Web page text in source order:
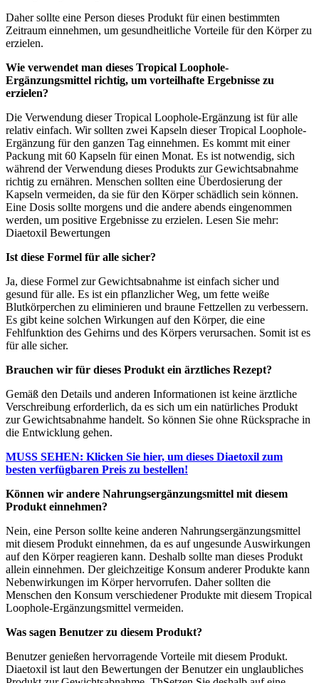
Daher sollte eine Person dieses Produkt für einen bestimmten
Zeitraum einnehmen, um gesundheitliche Vorteile für den Körper zu
erzielen.
Wie verwendet man dieses Tropical Loophole-
Ergänzungsmittel richtig, um vorteilhafte Ergebnisse zu
erzielen?
Die Verwendung dieser Tropical Loophole-Ergänzung ist für alle
relativ einfach. Wir sollten zwei Kapseln dieser Tropical Loophole-
Ergänzung für den ganzen Tag einnehmen. Es kommt mit einer
Packung mit 60 Kapseln für einen Monat. Es ist notwendig, sich
während der Verwendung dieses Produkts zur Gewichtsabnahme
richtig zu ernähren. Menschen sollten eine Überdosierung der
Kapseln vermeiden, da sie für den Körper schädlich sein können.
Eine Dosis sollte morgens und die andere abends eingenommen
werden, um positive Ergebnisse zu erzielen. Lesen Sie mehr:
Diaetoxil Bewertungen
Ist diese Formel für alle sicher?
Ja, diese Formel zur Gewichtsabnahme ist einfach sicher und
gesund für alle. Es ist ein pflanzlicher Weg, um fette weiße
Blutkörperchen zu eliminieren und braune Fettzellen zu verbessern.
Es gibt keine solchen Wirkungen auf den Körper, die eine
Fehlfunktion des Gehirns und des Körpers verursachen. Somit ist es
für alle sicher.
Brauchen wir für dieses Produkt ein ärztliches Rezept?
Gemäß den Details und anderen Informationen ist keine ärztliche
Verschreibung erforderlich, da es sich um ein natürliches Produkt
zur Gewichtsabnahme handelt. So können Sie ohne Rücksprache in
die Entwicklung gehen.
MUSS SEHEN: Klicken Sie hier, um dieses Diaetoxil zum
besten verfügbaren Preis zu bestellen!
Können wir andere Nahrungsergänzungsmittel mit diesem
Produkt einnehmen?
Nein, eine Person sollte keine anderen Nahrungsergänzungsmittel
mit diesem Produkt einnehmen, da es auf ungesunde Auswirkungen
auf den Körper reagieren kann. Deshalb sollte man dieses Produkt
allein einnehmen. Der gleichzeitige Konsum anderer Produkte kann
Nebenwirkungen im Körper hervorrufen. Daher sollten die
Menschen den Konsum verschiedener Produkte mit diesem Tropical
Loophole-Ergänzungsmittel vermeiden.
Was sagen Benutzer zu diesem Produkt?
Benutzer genießen hervorragende Vorteile mit diesem Produkt.
Diaetoxil ist laut den Bewertungen der Benutzer ein unglaubliches